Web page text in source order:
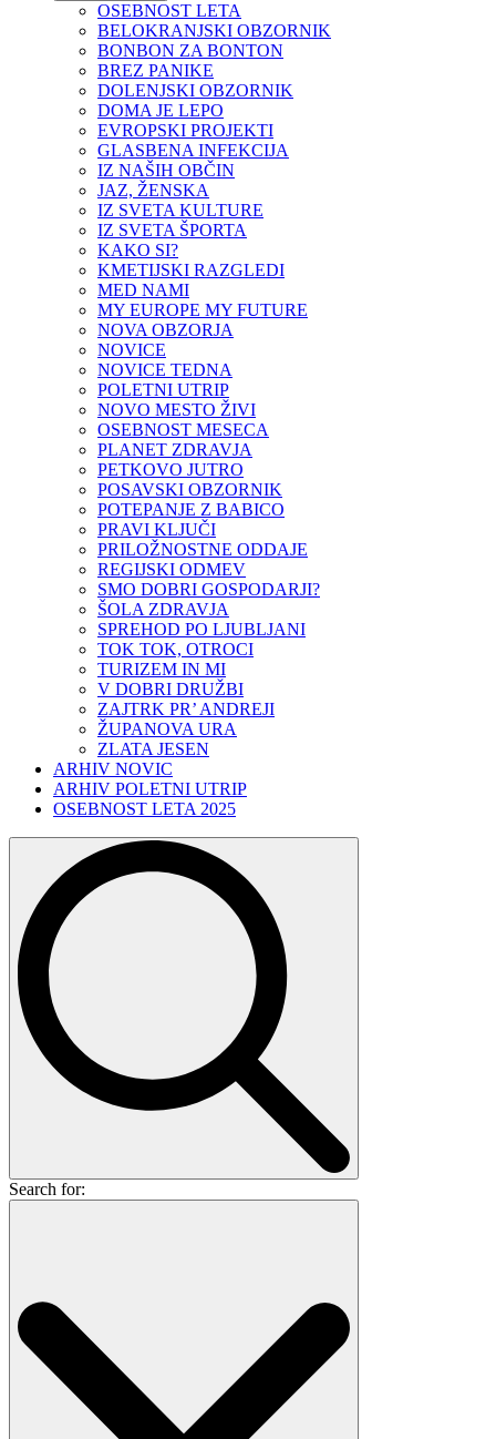
OSEBNOST LETA
BELOKRANJSKI OBZORNIK
BONBON ZA BONTON
BREZ PANIKE
DOLENJSKI OBZORNIK
DOMA JE LEPO
EVROPSKI PROJEKTI
GLASBENA INFEKCIJA
IZ NAŠIH OBČIN
JAZ, ŽENSKA
IZ SVETA KULTURE
IZ SVETA ŠPORTA
KAKO SI?
KMETIJSKI RAZGLEDI
MED NAMI
MY EUROPE MY FUTURE
NOVA OBZORJA
NOVICE
NOVICE TEDNA
POLETNI UTRIP
NOVO MESTO ŽIVI
OSEBNOST MESECA
PLANET ZDRAVJA
PETKOVO JUTRO
POSAVSKI OBZORNIK
POTEPANJE Z BABICO
PRAVI KLJUČI
PRILOŽNOSTNE ODDAJE
REGIJSKI ODMEV
SMO DOBRI GOSPODARJI?
ŠOLA ZDRAVJA
SPREHOD PO LJUBLJANI
TOK TOK, OTROCI
TURIZEM IN MI
V DOBRI DRUŽBI
ZAJTRK PR’ ANDREJI
ŽUPANOVA URA
ZLATA JESEN
ARHIV NOVIC
ARHIV POLETNI UTRIP
OSEBNOST LETA 2025
Search for: